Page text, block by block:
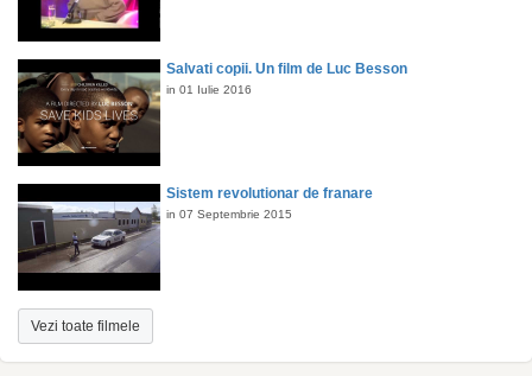
Salvati copii. Un film de Luc Besson
in 01 Iulie 2016
Sistem revolutionar de franare
in 07 Septembrie 2015
Vezi toate filmele